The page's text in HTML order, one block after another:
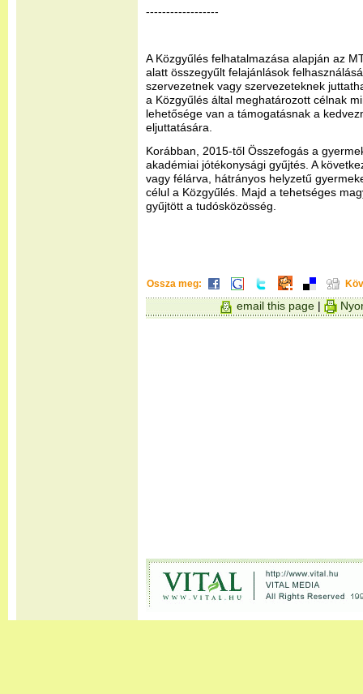
------------------
A Közgyűlés felhatalmazása alapján az
alatt összegyűlt felajánlások
szervezetnek vagy szervezeteknek
a Közgyűlés által meghatározott célnak
lehetősége van a támogatásnak a
eljuttatására.
Korábban, 2015-től Összefogás a
akadémiai jótékonysági gyűjtés. A
vagy félárva, hátrányos helyzetű
célul a Közgyűlés. Majd a tehetséges
gyűjtött a tudósközösség.
Ossza meg:
email this page|